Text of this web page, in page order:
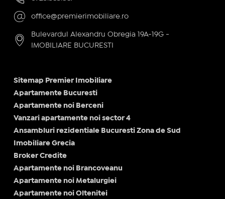
office@premierimobiliare.ro
Bulevardul Alexandru Obregia 19A-19G -
IMOBILIARE BUCURESTI
Sitemap Premier Imobiliare
Apartamente Bucuresti
Apartamente noi Berceni
Vanzari apartamente noi sector 4
Ansambluri rezidentiale Bucuresti Zona de Sud
Imobiliare Grecia
Broker Credite
Apartamente noi Brancoveanu
Apartamente noi Metalurgiei
Apartamente noi Oltenitei